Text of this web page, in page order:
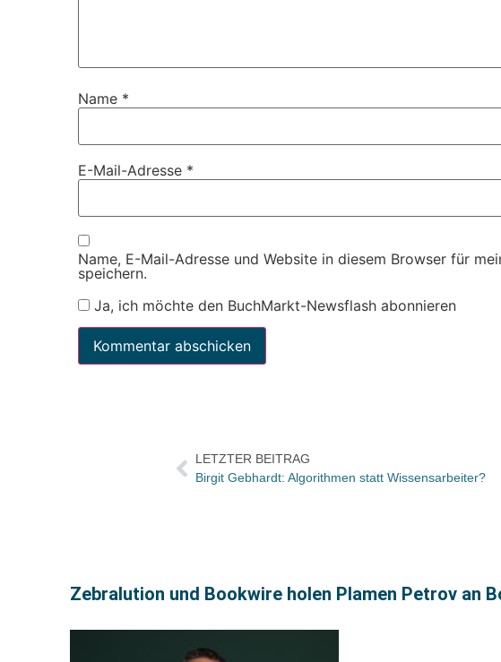
Name *
E-Mail-Adresse *
Name, E-Mail-Adresse und Website in diesem Browser für
speichern.
Ja, ich möchte den BuchMarkt-Newsflash abonnieren
LETZTER BEITRAG
Birgit Gebhardt: Algorithmen statt Wissensarbeiter?
Zebralution und Bookwire holen Plamen Petrov an